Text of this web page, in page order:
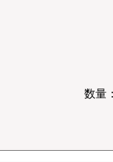
数量：